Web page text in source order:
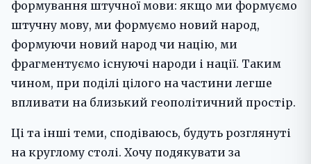
формування штучної мови: якщо ми формуємо
штучну мову, ми формуємо новий народ,
формуючи новий народ чи націю, ми
фрагментуємо існуючі народи і нації. Таким
чином, при поділі цілого на частини легше
впливати на близький геополітичний простір.
Ці та інші теми, сподіваюсь, будуть розглянуті
на круглому столі. Хочу подякувати за